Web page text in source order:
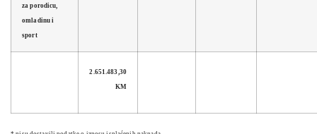
za porodicu,
omladinu i
sport
2.651.483,30
KM